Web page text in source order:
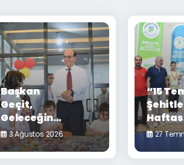
Başkan
Geçit,
Geleceğin
Bilim
Adamlarıyla
Buluştu
3 Ağustos 2026
“15
27